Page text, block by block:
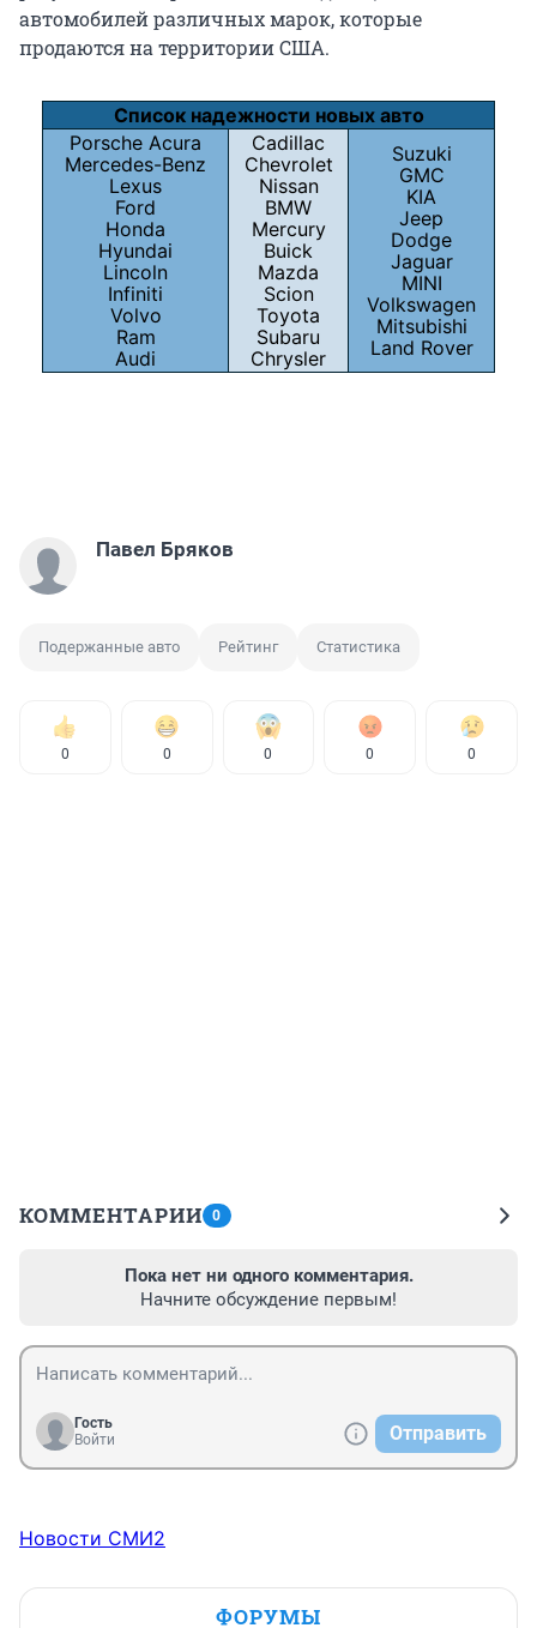
автомобилей различных марок, которые
продаются на территории США.
Список надежности новых авто
Porsche Acura
Mercedes-Benz
Lexus
Ford
Honda
Hyundai
Lincoln
Infiniti
Volvo
Ram
Audi
Cadillac
Chevrolet
Nissan
BMW
Mercury
Buick
Mazda
Scion
Toyota
Subaru
Chrysler
Suzuki
GMC
KIA
Jeep
Dodge
Jaguar
MINI
Volkswagen
Mitsubishi
Land Rover
Павел Бряков
Подержанные авто Рейтинг Статистика
0 0 0 0 0
КОММЕНТАРИИ 0
Пока нет ни одного комментария.
Начните обсуждение первым!
Гость
Войти
Отправить
Новости СМИ2
ФОРУМЫ